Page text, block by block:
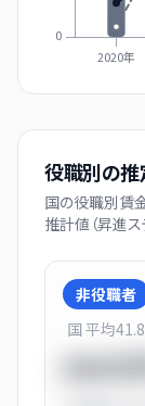
0
2020年
役職別の
国の役職別賃
推計値（昇進ス
非役職者
国 平均41.8